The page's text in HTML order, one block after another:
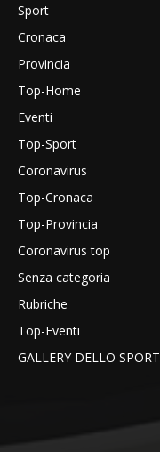
Sport
Cronaca
Provincia
Top-Home
Eventi
Top-Sport
Coronavirus
Top-Cronaca
Top-Provincia
Coronavirus top
Senza categoria
Rubriche
Top-Eventi
GALLERY DELLO SPORT